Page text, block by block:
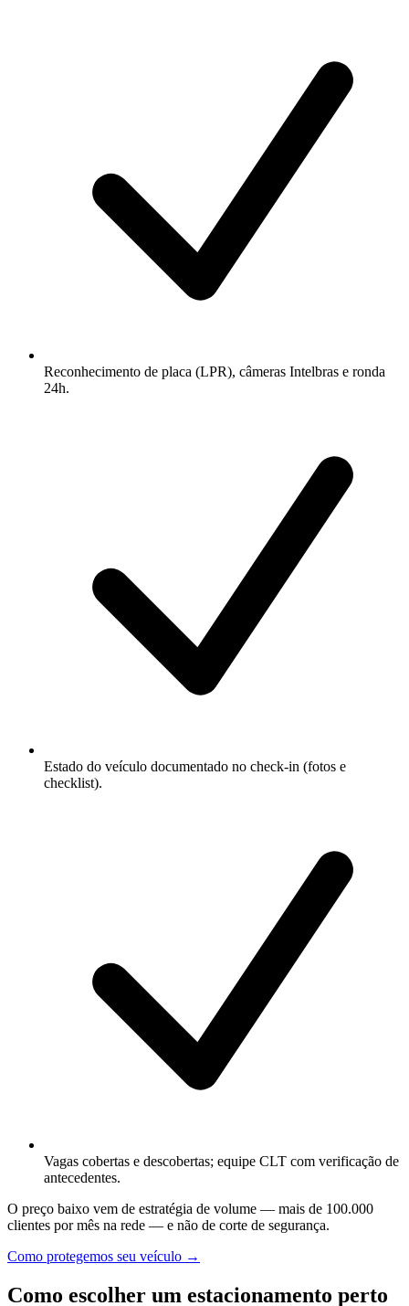
Reconhecimento de placa (LPR), câmeras Intelbras e ronda
24h.
Estado do veículo documentado no check-in (fotos e
checklist).
Vagas cobertas e descobertas; equipe CLT com verificação de
antecedentes.
O preço baixo vem de estratégia de volume — mais de 100.000
clientes por mês na rede — e não de corte de segurança.
Como protegemos seu veículo →
Como escolher um estacionamento perto